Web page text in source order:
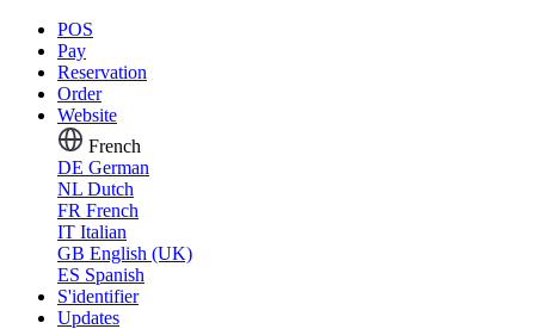
POS
Pay
Reservation
Order
Website
French
DE German
NL Dutch
FR French
IT Italian
GB English (UK)
ES Spanish
S'identifier
Updates